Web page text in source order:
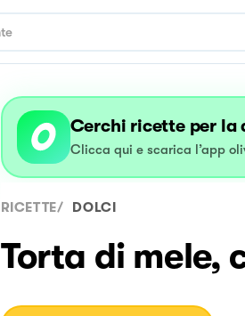
Cerchi ricette per la
Clicca qui e scarica l’app
RICETTE/ DOLCI
Torta di mele,